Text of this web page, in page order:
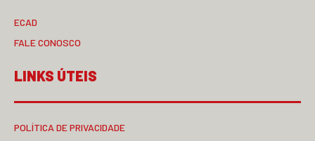
ECAD
FALE CONOSCO
LINKS ÚTEIS
POLÍTICA DE PRIVACIDADE